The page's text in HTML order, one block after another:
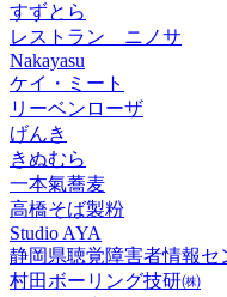
すずとら
レストラン ニノサ
Nakayasu
ケイ・ミート
リーベンローザ
げんき
きぬむら
一本氣蕎麦
高橋そば製粉
Studio AYA
静岡県聴覚障害者情報
村田ボーリング技研㈱